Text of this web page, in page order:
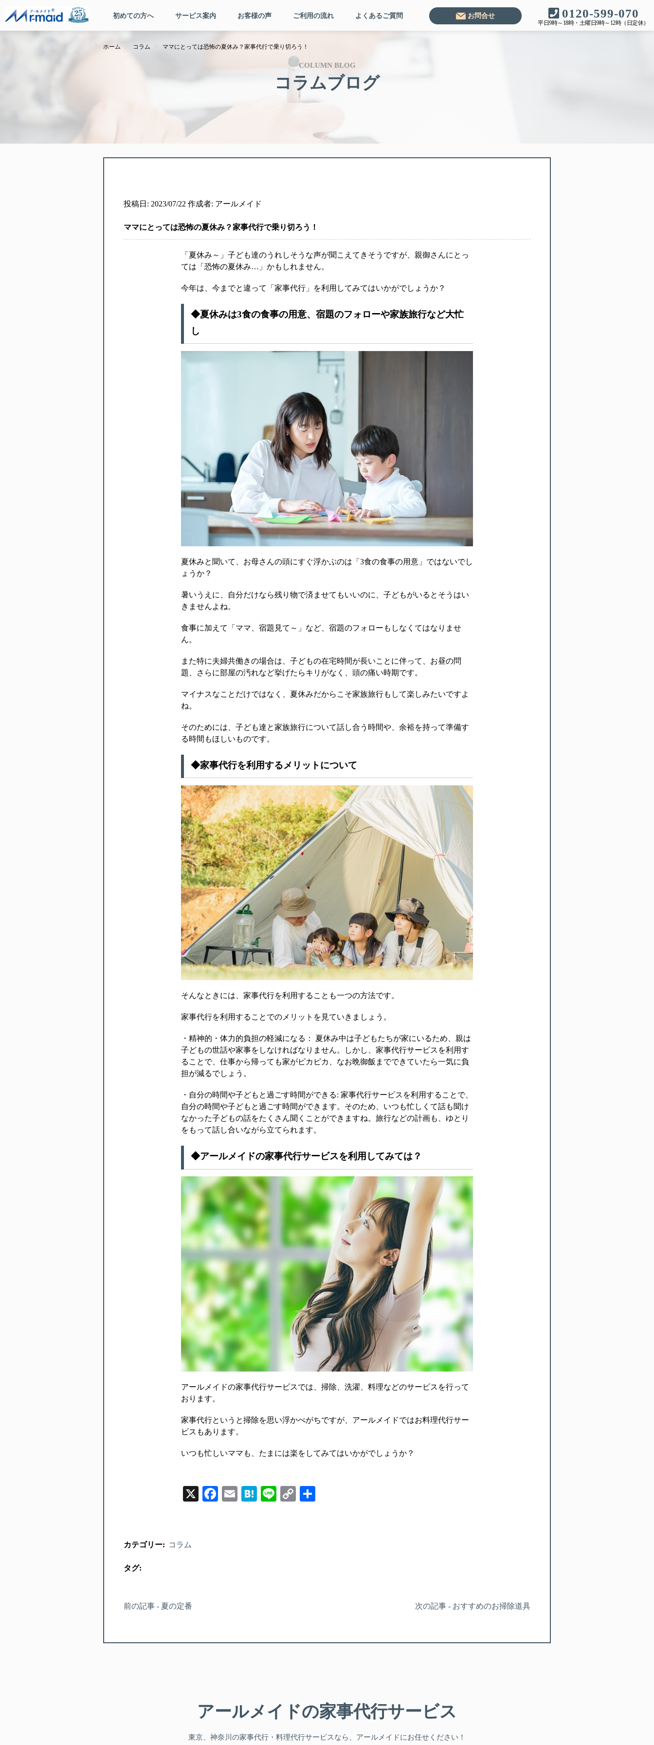
初めての方へ サービス案内 お客様の声 ご利用の流れ よくあるご質問 お問合せ 0120-599-070
平日9時～18時・土曜日9時～12時（日定休）
COLUMN BLOG
コラムブログ
ホーム コラム ママにとっては恐怖の夏休み？家事代行で乗り切ろう！
投稿日: 2023/07/22 作成者: アールメイド
ママにとっては恐怖の夏休み？家事代行で乗り切ろう！
「夏休み～」子ども達のうれしそうな声が聞こえてきそうですが、親御さんにとっ
ては「恐怖の夏休み…」かもしれません。
今年は、今までと違って「家事代行」を利用してみてはいかがでしょうか？
◆夏休みは3食の食事の用意、宿題のフォローや家族旅行など大忙
し
夏休みと聞いて、お母さんの頭にすぐ浮かぶのは「3食の食事の用意」ではないでし
ょうか？
暑いうえに、自分だけなら残り物で済ませてもいいのに、子どもがいるとそうはい
きませんよね。
食事に加えて「ママ、宿題見て～」など、宿題のフォローもしなくてはなりませ
ん。
また特に夫婦共働きの場合は、子どもの在宅時間が長いことに伴って、お昼の問
題、さらに部屋の汚れなど挙げたらキリがなく、頭の痛い時期です。
マイナスなことだけではなく、夏休みだからこそ家族旅行もして楽しみたいですよ
ね。
そのためには、子ども達と家族旅行について話し合う時間や、余裕を持って準備す
る時間もほしいものです。
◆家事代行を利用するメリットについて
そんなときには、家事代行を利用することも一つの方法です。
家事代行を利用することでのメリットを見ていきましょう。
・精神的・体力的負担の軽減になる： 夏休み中は子どもたちが家にいるため、親は
子どもの世話や家事をしなければなりません。しかし、家事代行サービスを利用す
ることで、仕事から帰っても家がピカピカ、なお晩御飯までできていたら一気に負
担が減るでしょう。
・自分の時間や子どもと過ごす時間ができる: 家事代行サービスを利用することで、
自分の時間や子どもと過ごす時間ができます。そのため、いつも忙しくて話も聞け
なかった子どもの話をたくさん聞くことができますね。旅行などの計画も、ゆとり
をもって話し合いながら立てられます。
◆アールメイドの家事代行サービスを利用してみては？
アールメイドの家事代行サービスでは、掃除、洗濯、料理などのサービスを行って
おります。
家事代行というと掃除を思い浮かべがちですが、アールメイドではお料理代行サー
ビスもあります。
いつも忙しいママも、たまには楽をしてみてはいかがでしょうか？
X Facebook
EmailHatenaLineCopy
カテゴリー: コラム
タグ:
前の記事 - 夏の定番 次の記事 - おすすめのお掃除道具
アールメイドの家事代行サービス
東京、神奈川 の家事代行・料理代行サービスなら、アールメイドにお任せください！